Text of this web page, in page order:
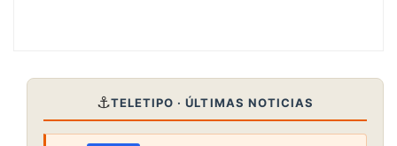
⚓TELETIPO · ÚLTIMAS NOTICIAS